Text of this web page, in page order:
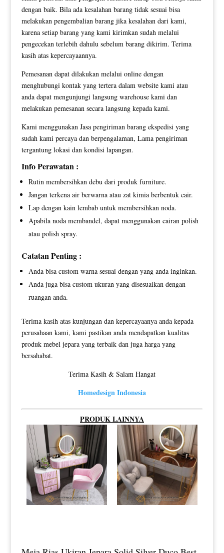
dengan baik. Bila ada kesalahan barang tidak sesuai bisa
melakukan pengembalian barang jika kesalahan dari kami,
karena setiap barang yang kami kirimkan sudah melalui
pengecekan terlebih dahulu sebelum barang dikirim. Terima
kasih atas kepercayaannya.
Pemesanan dapat dilakukan melalui online dengan
menghubungi kontak yang tertera dalam website kami atau
anda dapat mengunjungi langsung warehouse kami dan
melakukan pemesanan secara langsung kepada kami.
Kami menggunakan Jasa pengiriman barang ekspedisi yang
sudah kami percaya dan berpengalaman, Lama pengiriman
tergantung lokasi dan kondisi lapangan.
Info Perawatan :
Rutin membersihkan debu dari produk furniture.
Jangan terkena air berwarna atau zat kimia berbentuk cair.
Lap dengan kain lembab untuk membersihkan noda.
Apabila noda membandel, dapat menggunakan cairan polish
atau polish spray.
Catatan Penting :
Anda bisa custom warna sesuai dengan yang anda inginkan.
Anda juga bisa custom ukuran yang disesuaikan dengan
ruangan anda.
Terima kasih atas kunjungan dan kepercayaanya anda kepada
perusahaan kami, kami pastikan anda mendapatkan kualitas
produk mebel jepara yang terbaik dan juga harga yang
bersahabat.
Terima Kasih & Salam Hangat
Homedesign Indonesia
PRODUK LAINNYA